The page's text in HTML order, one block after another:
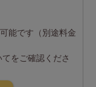
能です（別途料金
をご確認くださ